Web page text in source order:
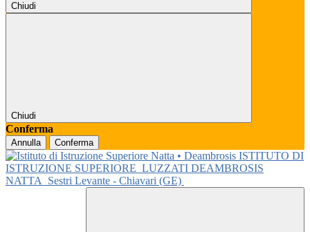
Chiudi
Chiudi
Conferma
Annulla Conferma
ISTITUTO DI
ISTRUZIONE SUPERIORE LUZZATI DEAMBROSIS
NATTA
Sestri Levante - Chiavari (GE)